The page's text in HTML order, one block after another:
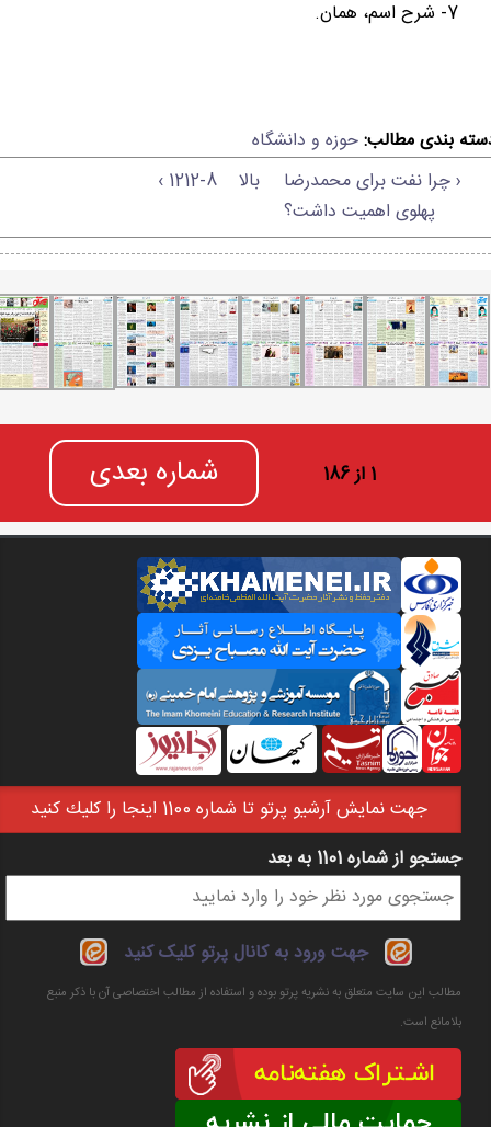
بندی مطالب:حوزه و دانشگاه
‹ چرا نفت برای محمدرضا
پهلوی اهمیت داشت؟
بالا 1212-8 ›
1 از 186 شماره بعدی
جهت نمايش آرشيو پرتو تا شماره 1100 اينجا را كليك كنيد
فرم جستجو
جستجو از شماره 1101 به بعد
جهت ورود به کانال پرتو کلیک کنید
مطالب این سایت متعلق به نشریه پرتو بوده و استفاده از مطالب اختصاصی آن با ذکر منبع
بلامانع است.